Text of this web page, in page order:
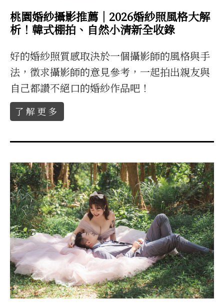
桃園婚紗攝影推薦｜2026婚紗照風格大解
析！韓式棚拍、自然小清新全收錄
好的婚紗照質感取決於一個攝影師的風格與手
法，徵求攝影師的意見參考，一起拍出親友與
自己都讚不絕口的婚紗作品吧！
了解更多